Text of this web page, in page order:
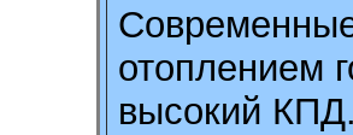
отоплением
высокий КПД.